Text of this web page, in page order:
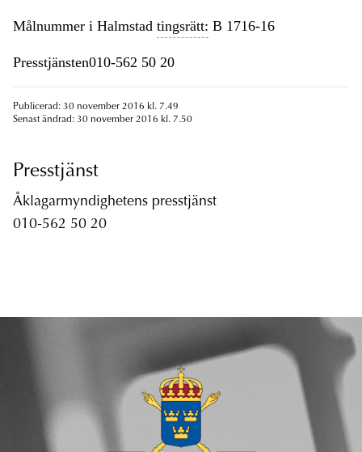
Målnummer i Halmstad tingsrätt: B 1716-16
Presstjänsten010-562 50 20
Publicerad: 30 november 2016 kl. 7.49
Senast ändrad: 30 november 2016 kl. 7.50
Presstjänst
Åklagarmyndighetens presstjänst
010-562 50 20